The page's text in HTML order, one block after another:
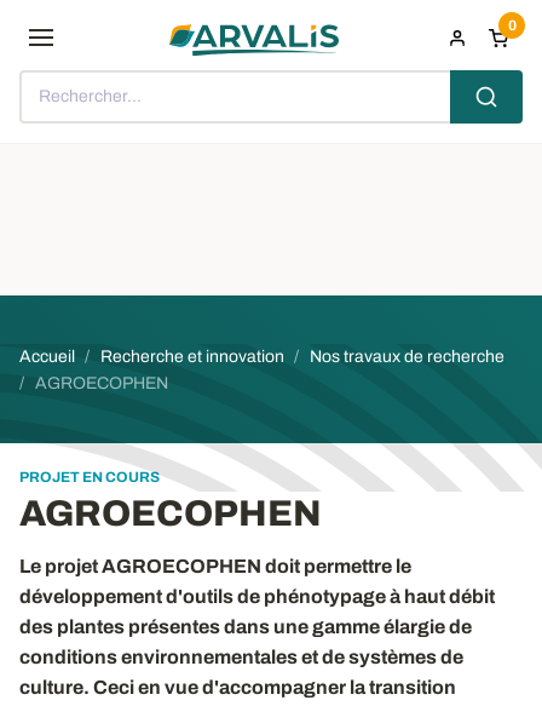
Rechercher...
0
Fil d'Ariane
Accueil Recherche et innovation
Nos travaux de recherche
AGROECOPHEN
PROJET EN COURS
AGROECOPHEN
Le projet AGROECOPHEN doit permettre le
développement d'outils de phénotypage à haut débit
des plantes présentes dans une gamme élargie de
conditions environnementales et de systèmes de
culture. Ceci en vue d'accompagner la transition